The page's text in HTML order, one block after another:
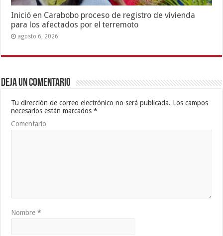
Inició en Carabobo proceso de registro de vivienda
para los afectados por el terremoto
agosto 6, 2026
Deja un comentario
Tu dirección de correo electrónico no será publicada. Los campos
necesarios están marcados*
Comentario
Nombre*